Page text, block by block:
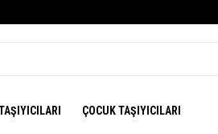
ÇOCUK TAŞIYICILARI